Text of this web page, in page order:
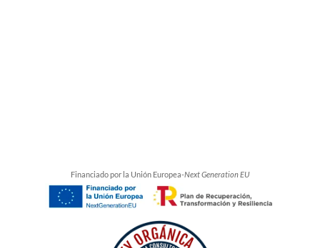
Financiado por la Unión Europea-Next Generation EU